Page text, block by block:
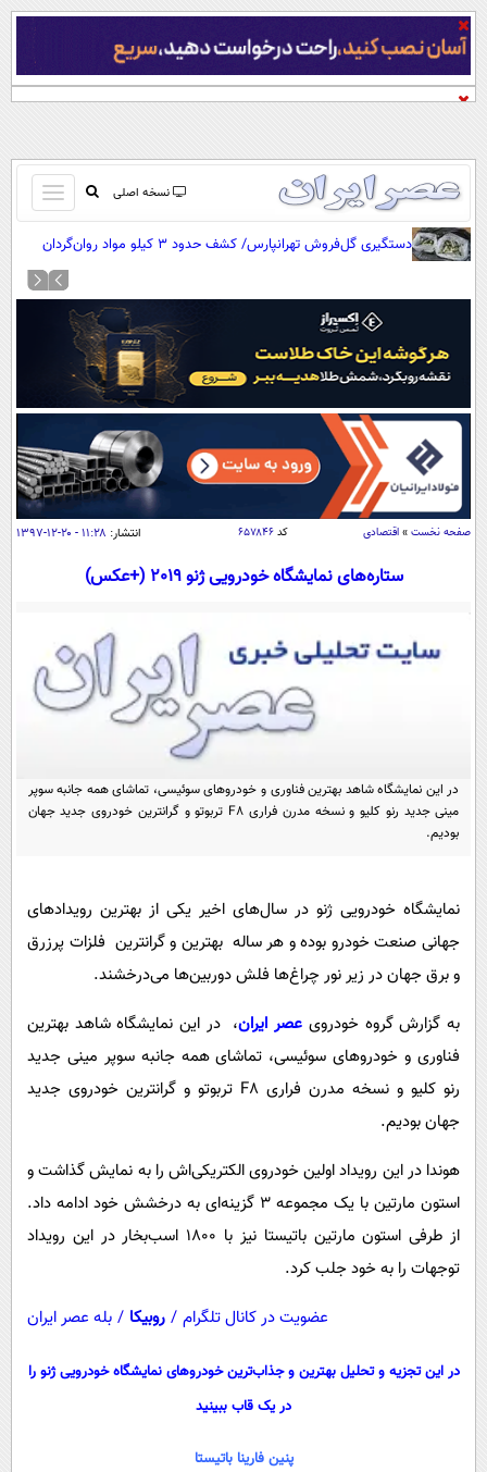
نسخه اصلی
باز
و
بسته
کردن
صفحه اول
آرشیو
نظرسنجی
آب و هوا
اوقات شرعی
سواد زندگی
اقتصاد
اقتصادی
جامعه
حوادث
یک برش دانایی
سفر و تفریح
بین الملل
علم و دانش
علمی
گوناگون
مجله تصویری سلاح
ورزش
سیاست
سرگرمی
فناوری
گوناگون
اجتماعی
خواندنی ها و دیدنی ها
داستان کوتاه
پیامک
روانشناسی
آشپزی
آموزش زبان
دستگیری گل‌فروش تهرانپارس/ کشف حدود 3 کیلو مواد روان‌گردان
صفحه نخست » اقتصادی کد۶۵۷۸۴۶ انتشار: ۱۱:۲۸ - ۲۰-۱۲-۱۳۹۷
ستاره‌های نمایشگاه خودرویی ژنو 2019 (+عکس)
در این نمایشگاه شاهد بهترین فناوری و خودروهای سوئیسی، تماشای همه جانبه سوپر
مینی جدید رنو کلیو و نسخه مدرن فراری F8 تربوتو و گرانترین خودروی جدید جهان
بودیم.
نمایشگاه خودرویی ژنو در سال‌های اخیر یکی از بهترین رویدادهای
جهانی صنعت خودرو بوده و هر ساله بهترین و گرانترین فلزات پرزرق
و برق جهان در زیر نور چراغ‌ها فلش دوربین‌ها می‌درخشند.
به گزارش گروه خودروی عصر ایران، در این نمایشگاه شاهد بهترین
فناوری و خودروهای سوئیسی، تماشای همه جانبه سوپر مینی جدید
رنو کلیو و نسخه مدرن فراری F8 تربوتو و گرانترین خودروی جدید
جهان بودیم.
هوندا در این رویداد اولین خودروی الکتریکی‌اش را به نمایش گذاشت و
استون مارتین با یک مجموعه 3 گزینه‌ای به درخشش خود ادامه داد.
از طرفی استون مارتین باتیستا نیز با 1800 اسب‌بخار در این رویداد
توجهات را به خود جلب کرد.
عضویت در کانال تلگرام / روبیکا / بله عصر ایران
در این تجزیه و تحلیل بهترین و جذاب‌ترین خودروهای نمایشگاه خودرویی ژنو را
در یک قاب ببینید
پنین فارینا باتیستا